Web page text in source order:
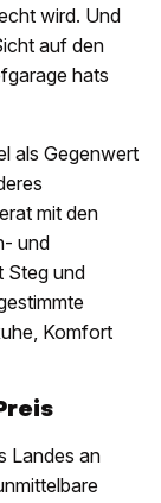
wird. Und
auf den
hats
als Gegenwert
mit den
und
Steg und
Komfort
Landes an